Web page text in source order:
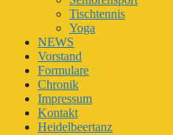
Tischtennis
Yoga
NEWS
Vorstand
Formulare
Chronik
Impressum
Kontakt
Heidelbeertanz